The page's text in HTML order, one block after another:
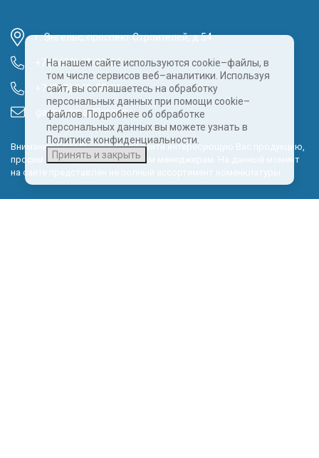
На нашем сайте используются cookie–файлы, в
том числе сервисов веб–аналитики. Используя
сайт, вы соглашаетесь на обработку
персональных данных при помощи cookie–
файлов. Подробнее об обработке
персональных данных вы можете узнать в
Политике конфиденциальности.
Принять и закрыть
г. Энгельс, проспект Строителей, д.54
+7 (8452) 68-00-61
+7 (960) 343-55-81
gazpragmat@mail.ru
Внимание! Если Вы не смогли найти интересующую Вас продукцию,
просим Вас обращаться к нашим менеджерам. На данный момент
на сайте представлен не полный ассортимент номенклатуры.